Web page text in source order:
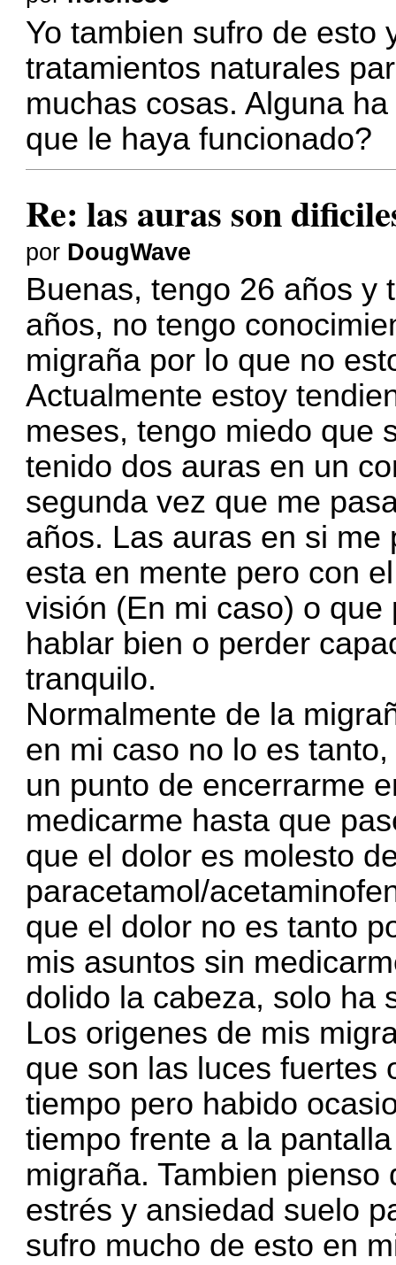
Yo tambien sufro de esto
tratamientos naturales
muchas cosas. Alguna
que le haya funcionado?
Re: las auras son
por DougWave
Buenas, tengo 26 años y
años, no tengo
migraña por lo que no
Actualmente estoy
meses, tengo miedo que
tenido dos auras en un
segunda vez que me
años. Las auras en si
esta en mente pero con
visión (En mi caso) o
hablar bien o perder
tranquilo.
Normalmente de la
en mi caso no lo es
un punto de encerrarme
medicarme hasta que
que el dolor es molesto
paracetamol/
que el dolor no es tanto
mis asuntos sin
dolido la cabeza, solo ha
Los origenes de mis
que son las luces fuertes
tiempo pero habido
tiempo frente a la
migraña. Tambien
estrés y ansiedad suelo
sufro mucho de esto en